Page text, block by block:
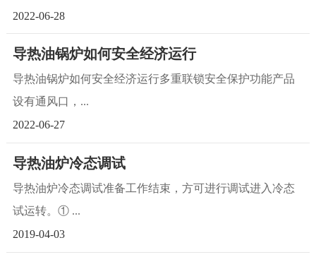
2022-06-28
导热油锅炉如何安全经济运行
导热油锅炉如何安全经济运行多重联锁安全保护功能产品
设有通风口，...
2022-06-27
导热油炉冷态调试
导热油炉冷态调试准备工作结束，方可进行调试进入冷态
试运转。① ...
2019-04-03